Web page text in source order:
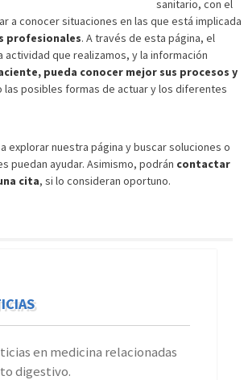
sanitario, con el
a conocer situaciones en las que está implicada
profesionales. A través de esta página, el
actividad que realizamos, y la información
pueda conocer mejor sus procesos y
las posibles formas de actuar y los diferentes
explorar nuestra página y buscar soluciones o
puedan ayudar. Asimismo, podrán contactar
cita, si lo consideran oportuno.
en medicina relacionadas
digestivo.